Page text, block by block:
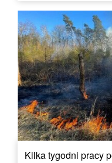
Kilka tygodni pracy